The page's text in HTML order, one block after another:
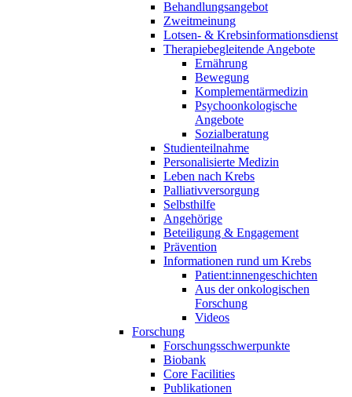
Behandlungsangebot
Zweitmeinung
Lotsen- & Krebsinformationsdienst
Therapiebegleitende Angebote
Ernährung
Bewegung
Komplementärmedizin
Psychoonkologische
Angebote
Sozialberatung
Studienteilnahme
Personalisierte Medizin
Leben nach Krebs
Palliativversorgung
Selbsthilfe
Angehörige
Beteiligung & Engagement
Prävention
Informationen rund um Krebs
Patient:innengeschichten
Aus der onkologischen
Forschung
Videos
Forschung
Forschungsschwerpunkte
Biobank
Core Facilities
Publikationen